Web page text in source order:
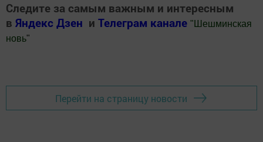
Следите за самым важным и интересным
в Яндекс Дзен и Телеграм канале " Шешминская
новь"
Перейти на страницу новости